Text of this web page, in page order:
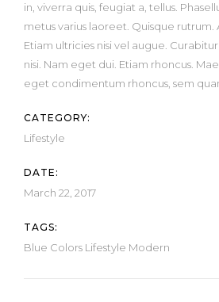
in, viverra quis, feugiat a, tellus.
metus varius laoreet. Quisque rutrum.
Etiam ultricies nisi vel augue.
nisi. Nam eget dui. Etiam rhoncus.
eget condimentum rhoncus, sem
CATEGORY:
Lifestyle
DATE:
March 22, 2017
TAGS:
Blue Colors Lifestyle Modern